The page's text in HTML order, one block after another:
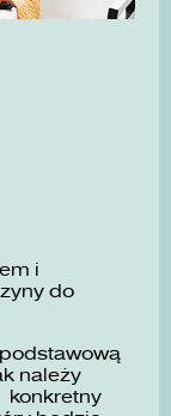
i
do
należy
konkretny